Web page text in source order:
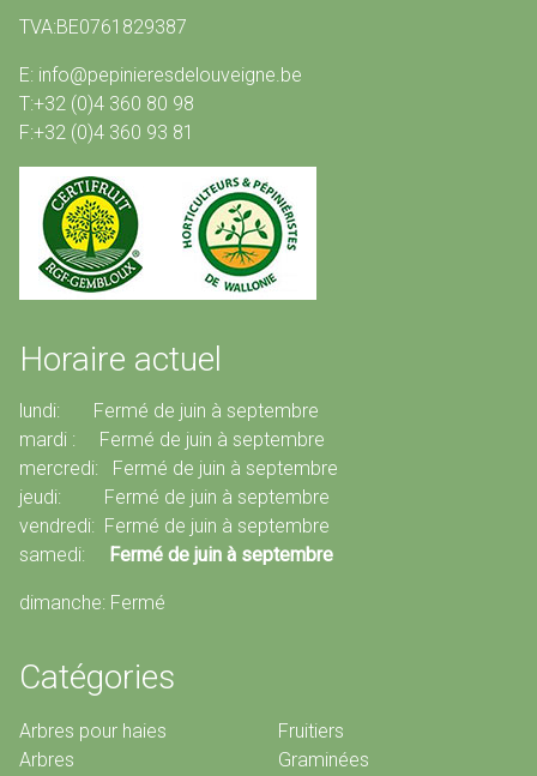
TVA:BE0761829387
E: info@pepinieresdelouveigne.be
T:+32 (0)4 360 80 98
F:+32 (0)4 360 93 81
Horaire actuel
lundi: Fermé de juin à septembre
mardi : Fermé de juin à septembre
mercredi: Fermé de juin à septembre
jeudi: Fermé de juin à septembre
vendredi: Fermé de juin à septembre
samedi:
Fermé de juin à septembre
dimanche: Fermé
Catégories
Arbres pour haies
Arbres
Fruitiers
Graminées